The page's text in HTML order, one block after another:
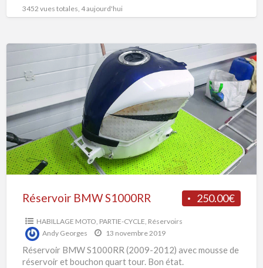
3452 vues totales, 4 aujourd'hui
Réservoir
BMW
S1000RR
250.00€
Réservoir BMW S1000RR
HABILLAGE MOTO, PARTIE-CYCLE, Réservoirs
Andy Georges
13 novembre 2019
Réservoir BMW S1000RR (2009-2012) avec mousse de
réservoir et bouchon quart tour. Bon état.